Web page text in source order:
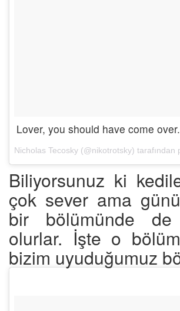
Lover, you should have come over.
Biliyorsunuz ki
çok sever ama
bir bölümünde de
olurlar. İşte o
bizim uyuduğumuz